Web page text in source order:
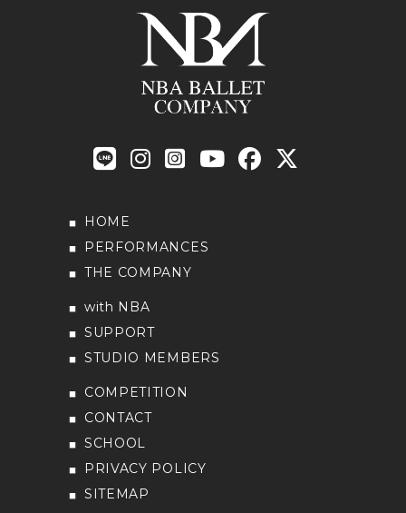
HOME
PERFORMANCES
THE COMPANY
with NBA
SUPPORT
STUDIO MEMBERS
COMPETITION
CONTACT
SCHOOL
PRIVACY POLICY
SITEMAP